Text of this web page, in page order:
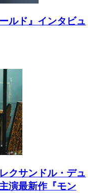
ルド』インタビュ
クサンドル・デュ
演最新作『モン